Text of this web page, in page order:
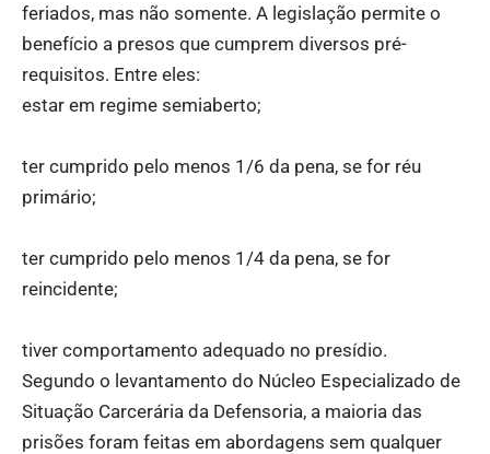
feriados, mas não somente. A legislação permite o
benefício a presos que cumprem diversos pré-
requisitos. Entre eles:
estar em regime semiaberto;
ter cumprido pelo menos 1/6 da pena, se for réu
primário;
ter cumprido pelo menos 1/4 da pena, se for
reincidente;
tiver comportamento adequado no presídio.
Segundo o levantamento do Núcleo Especializado de
Situação Carcerária da Defensoria, a maioria das
prisões foram feitas em abordagens sem qualquer